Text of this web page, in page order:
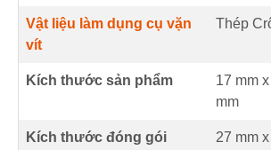
Vật liệu làm dụng cụ vặn
vít
Thép
Kích thước sản phẩm 17 mm x
mm
Kích thước đóng gói
27 mm